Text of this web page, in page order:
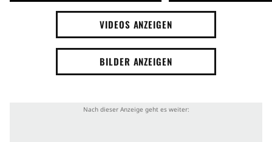
VIDEOS ANZEIGEN
BILDER ANZEIGEN